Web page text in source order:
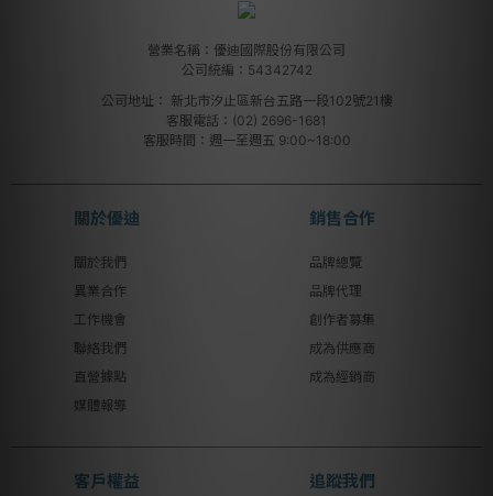
營業名稱：優迪國際股份有限公司
公司統編：54342742
公司地址： 新北市汐止區新台五路一段102號21樓
客服電話：(02) 2696-1681
客服時間：週一至週五 9:00~18:00
關於優迪
關於我們
異業合作
工作機會
聯絡我們
直營據點
媒體報導
銷售合作
品牌總覽
品牌代理
創作者募集
成為供應商
成為經銷商
客戶權益 追蹤我們